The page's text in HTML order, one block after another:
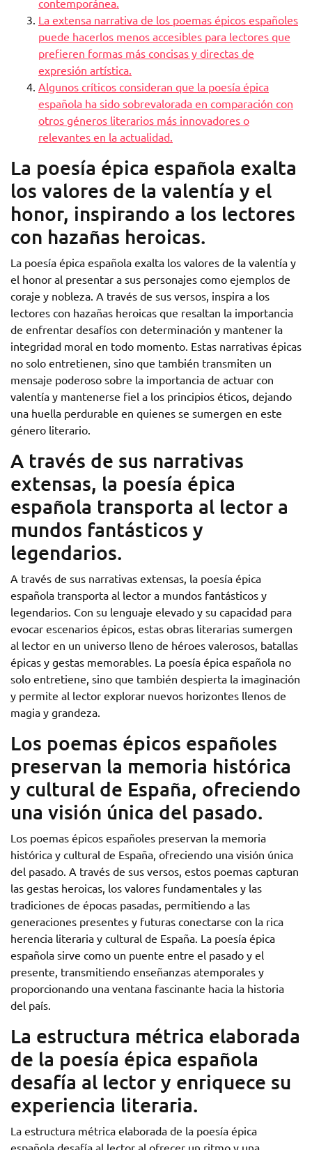
La extensa narrativa de los poemas épicos españoles
puede hacerlos menos accesibles para lectores que
prefieren formas más concisas y directas de
expresión artística.
Algunos críticos consideran que la poesía épica
española ha sido sobrevalorada en comparación con
otros géneros literarios más innovadores o
relevantes en la actualidad.
La poesía épica española exalta
los valores de la valentía y el
honor, inspirando a los lectores
con hazañas heroicas.
La poesía épica española exalta los valores de la valentía y
el honor al presentar a sus personajes como ejemplos de
coraje y nobleza. A través de sus versos, inspira a los
lectores con hazañas heroicas que resaltan la importancia
de enfrentar desafíos con determinación y mantener la
integridad moral en todo momento. Estas narrativas épicas
no solo entretienen, sino que también transmiten un
mensaje poderoso sobre la importancia de actuar con
valentía y mantenerse fiel a los principios éticos, dejando
una huella perdurable en quienes se sumergen en este
género literario.
A través de sus narrativas
extensas, la poesía épica
española transporta al lector a
mundos fantásticos y
legendarios.
A través de sus narrativas extensas, la poesía épica
española transporta al lector a mundos fantásticos y
legendarios. Con su lenguaje elevado y su capacidad para
evocar escenarios épicos, estas obras literarias sumergen
al lector en un universo lleno de héroes valerosos, batallas
épicas y gestas memorables. La poesía épica española no
solo entretiene, sino que también despierta la imaginación
y permite al lector explorar nuevos horizontes llenos de
magia y grandeza.
Los poemas épicos españoles
preservan la memoria histórica
y cultural de España, ofreciendo
una visión única del pasado.
Los poemas épicos españoles preservan la memoria
histórica y cultural de España, ofreciendo una visión única
del pasado. A través de sus versos, estos poemas capturan
las gestas heroicas, los valores fundamentales y las
tradiciones de épocas pasadas, permitiendo a las
generaciones presentes y futuras conectarse con la rica
herencia literaria y cultural de España. La poesía épica
española sirve como un puente entre el pasado y el
presente, transmitiendo enseñanzas atemporales y
proporcionando una ventana fascinante hacia la historia
del país.
La estructura métrica elaborada
de la poesía épica española
desafía al lector y enriquece su
experiencia literaria.
La estructura métrica elaborada de la poesía épica
española desafía al lector al ofrecer un ritmo y una